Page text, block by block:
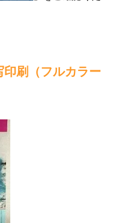
刷（フルカラー